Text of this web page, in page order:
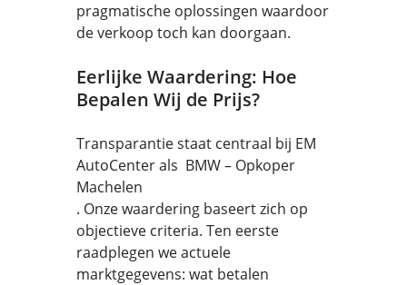
pragmatische oplossingen waardoor
de verkoop toch kan doorgaan.
Eerlijke Waardering: Hoe
Bepalen Wij de Prijs?
Transparantie staat centraal bij EM
AutoCenter als BMW – Opkoper
Machelen
. Onze waardering baseert zich op
objectieve criteria. Ten eerste
raadplegen we actuele
marktgegevens: wat betalen